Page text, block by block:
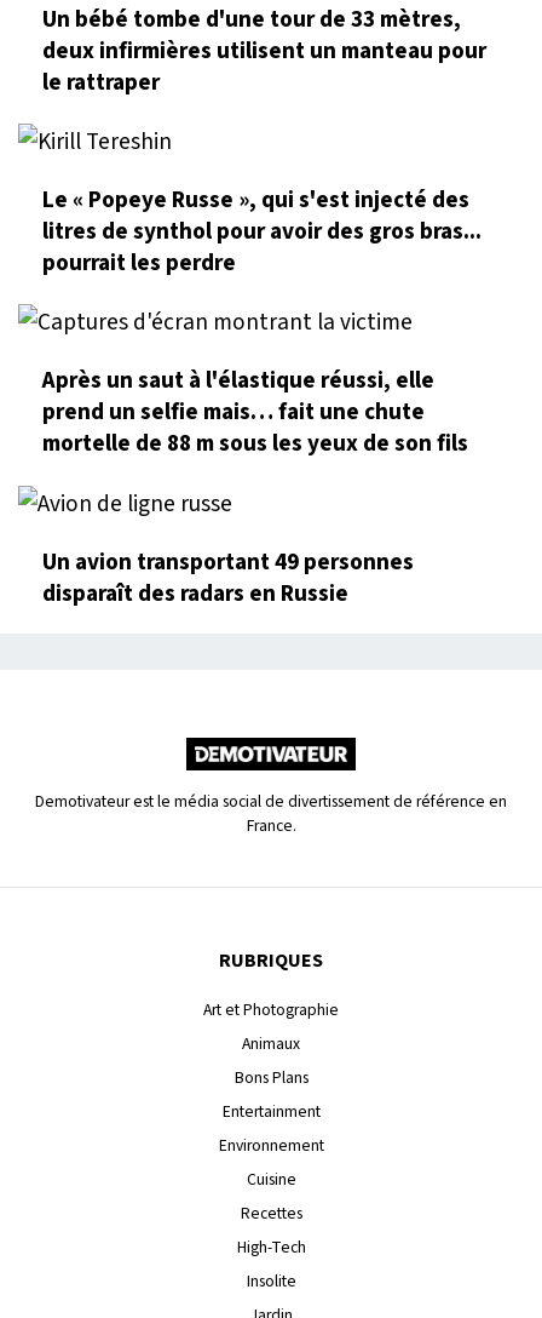
Un bébé tombe d'une tour de 33 mètres,
deux infirmières utilisent un manteau pour
le rattraper
Le « Popeye Russe », qui s'est injecté des
litres de synthol pour avoir des gros bras...
pourrait les perdre
Après un saut à l'élastique réussi, elle
prend un selfie mais… fait une chute
mortelle de 88 m sous les yeux de son fils
Un avion transportant 49 personnes
disparaît des radars en Russie
Demotivateur est le média social de divertissement de référence en
France.
RUBRIQUES
Art et Photographie
Animaux
Bons Plans
Entertainment
Environnement
Cuisine
Recettes
High-Tech
Insolite